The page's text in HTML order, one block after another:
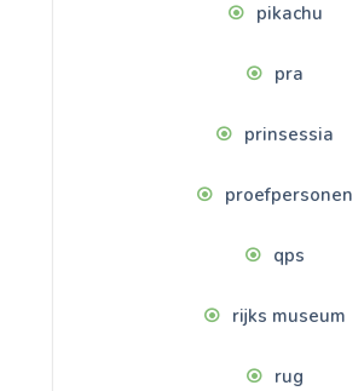
pikachu
pra
prinsessia
proefpersonen
qps
rijks museum
rug